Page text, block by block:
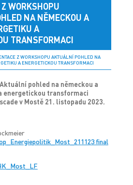
WORKSHOPU
NA NĚMECKOU A
A
TRANSFORMACI
Z WORKSHOPU AKTUÁLNÍ POHLED NA
A ENERGETICKOU TRANSFORMACI
pohled na německou a
energetickou transformaci
v Mostě 21. listopadu 2023.
final